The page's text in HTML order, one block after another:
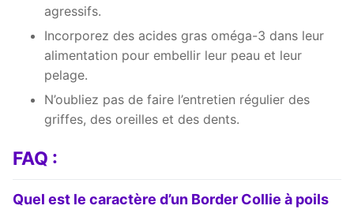
agressifs.
Incorporez des acides gras oméga-3 dans leur
alimentation pour embellir leur peau et leur
pelage.
N’oubliez pas de faire l’entretien régulier des
griffes, des oreilles et des dents.
FAQ :
Quel est le caractère d’un Border Collie à poils